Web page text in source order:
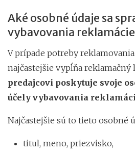
Aké osobné údaje sa
vybavovania
V prípade potreby
najčastejšie vypĺňa
predajcovi poskytuje svoje
účely vybavovania
Najčastejšie sú to tieto osobné
titul, meno, priezvisko,